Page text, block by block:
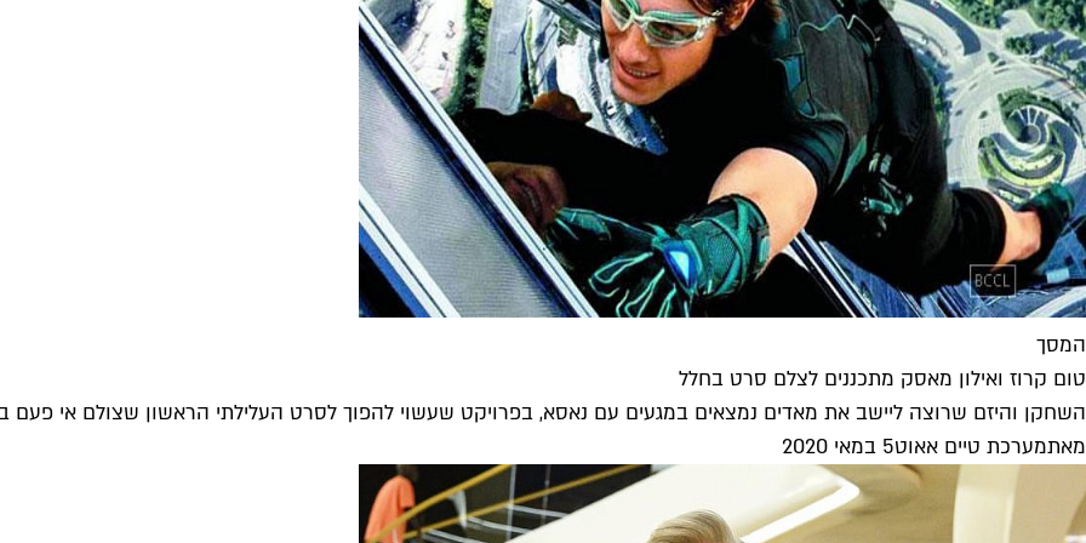
המסך
טום קרוז ואילון מאסק מתכננים לצלם סרט בחלל
השחקן והיזם שרוצה ליישב את מאדים נמצאים במגעים עם נאסא, בפרויקט שעשוי להפוך לסרט העלילתי הראשון שצולם אי פעם
מאתמערכת טיים אאוט5 במאי 2020